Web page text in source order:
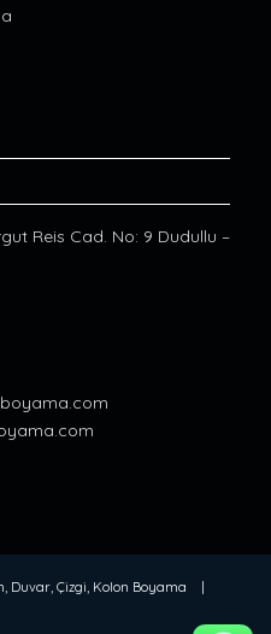
Reis Cad. No: 9 Dudullu –
Duvar, Çizgi, Kolon Boyama |